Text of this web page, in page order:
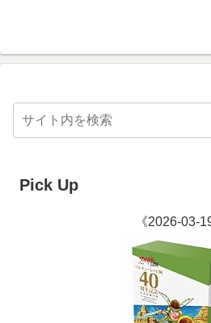
Pick Up
《2026-03-